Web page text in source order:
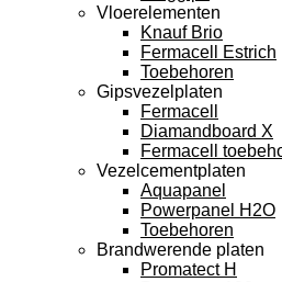
Vloerelementen
Knauf Brio
Fermacell Estrich
Toebehoren
Gipsvezelplaten
Fermacell
Diamandboard X
Fermacell
Vezelcementplaten
Aquapanel
Powerpanel H2O
Toebehoren
Brandwerende platen
Promatect H